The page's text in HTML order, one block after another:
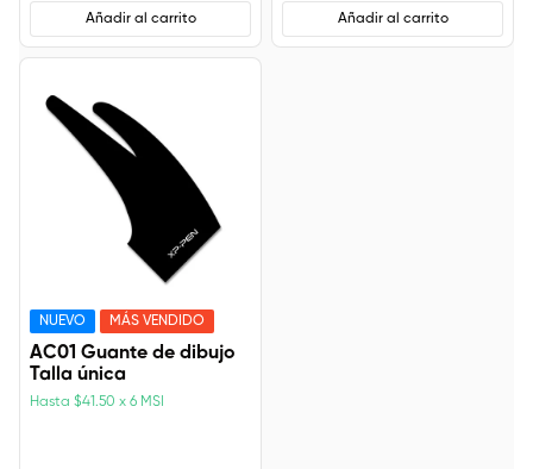
Añadir al carrito Añadir al carrito
NUEVO MÁS VENDIDO
AC01 Guante de dibujo
Talla única
Hasta $41.50 x 6 MSI